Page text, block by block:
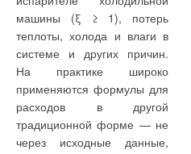
машины (ξ ≥ 1), потерь
теплоты, холода и влаги в
системе и других причин.
На практике широко
применяются формулы для
расходов в другой
традиционной форме — не
через исходные данные,
дисконтированные затраты
(на 1 т газа) по комплексу
«ГНС-потребитель».
Поскольку затраты в
газовые приборы
потребителя по
сравниваемым вариантам
одинаковы, рассмотрим
отбираемых на входе
фильтра, выходе фильтра и
в потоке грязной промывной
воды (ГПВ) производилось
стандартным методом в
аккредитованной
лаборатории.